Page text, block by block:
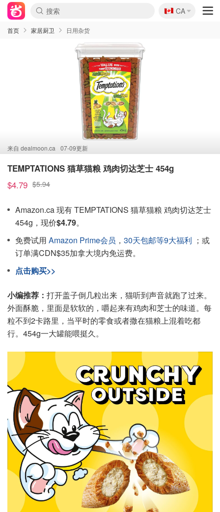
🇨🇦
CA
首页 家居厨卫 日用杂货
来自 dealmoon.ca 07-09更新
TEMPTATIONS 猫草猫粮 鸡肉切达芝士 454g
$4.79 $5.94
Amazon.ca 现有 TEMPTATIONS 猫草猫粮 鸡肉切达芝士
454g，现价$4.79。
免费试用 Amazon Prime会员 ， 30天包邮等9大福利 ；或
订单满CDN$35加拿大境内免运费。
点击购买>>
小编推荐： 打开盖子倒几粒出来，猫听到声音就跑了过来。
外面酥脆，里面是软软的，嚼起来有鸡肉和芝士的味道。每
粒不到2卡路里，当平时的零食或者撒在猫粮上混着吃都
行。454g一大罐能喂挺久。